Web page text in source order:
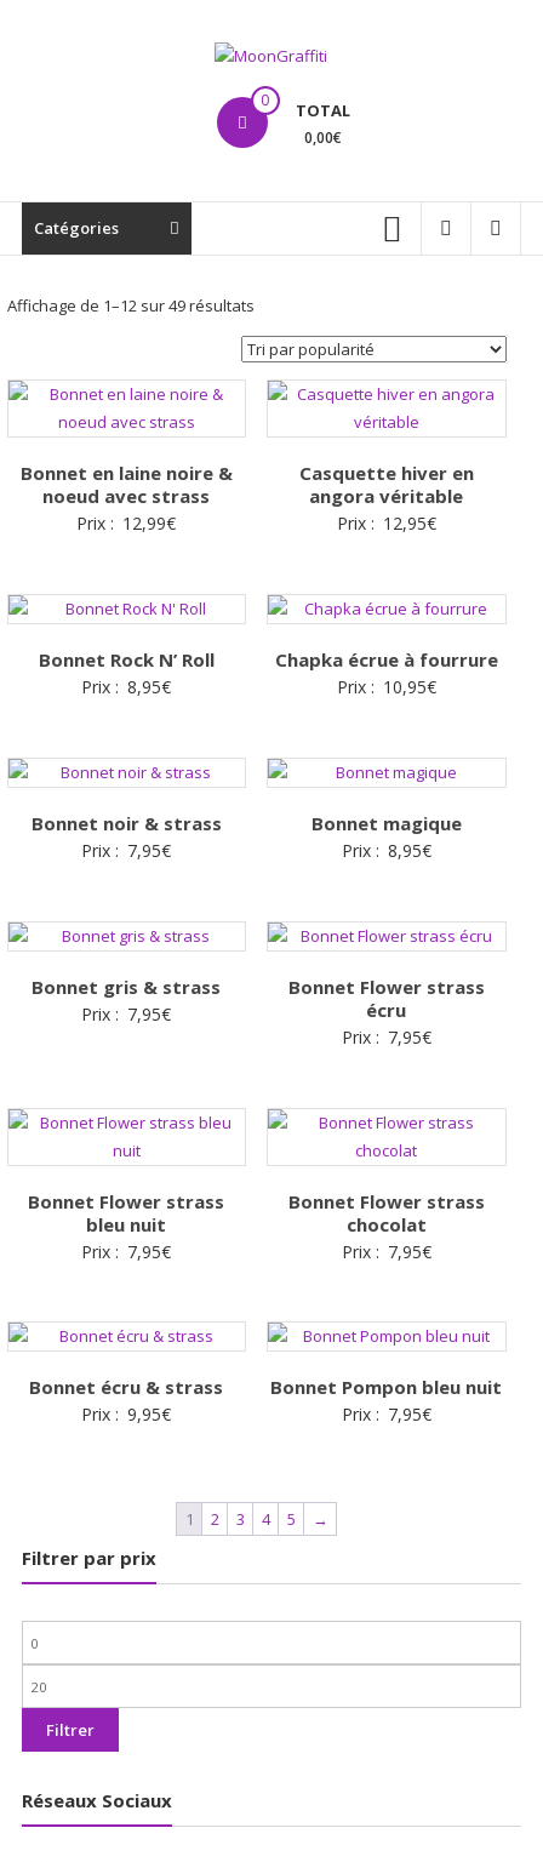
MoonGraffiti 0 TOTAL
0,00€
Catégories
Affichage de 1–12 sur 49 résultatsTrié
par
popularité
Bonnet en laine noire &
noeud avec strass
Prix : 12,99€
Casquette hiver en
angora véritable
Prix : 12,95€
Bonnet Rock N’ Roll
Prix : 8,95€
Chapka écrue à fourrure
Prix : 10,95€
Bonnet noir & strass
Prix : 7,95€
Bonnet magique
Prix : 8,95€
Bonnet gris & strass
Prix : 7,95€
Bonnet Flower strass
écru
Prix : 7,95€
Bonnet Flower strass
bleu nuit
Prix : 7,95€
Bonnet Flower strass
chocolat
Prix : 7,95€
Bonnet écru & strass
Prix : 9,95€
Bonnet Pompon bleu nuit
Prix : 7,95€
1 2 3 4 5 →
Filtrer par prix
Prix
min
Prix
max
Filtrer
Réseaux Sociaux